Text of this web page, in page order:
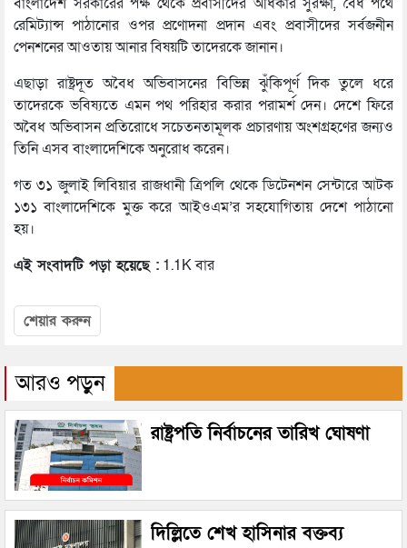
রেমিট্যান্স পাঠানোর ওপর প্রণোদনা প্রদান এবং প্রবাসীদের সর্বজনীন
পেনশনের আওতায় আনার বিষয়টি তাদেরকে জানান।
এছাড়া রাষ্ট্রদূত অবৈধ অভিবাসনের বিভিন্ন ঝুঁকিপূর্ণ দিক তুলে ধরে
তাদেরকে ভবিষ্যতে এমন পথ পরিহার করার পরামর্শ দেন। দেশে ফিরে
অবৈধ অভিবাসন প্রতিরোধে সচেতনতামূলক প্রচারণায় অংশগ্রহণের জন্যও
তিনি এসব বাংলাদেশিকে অনুরোধ করেন।
গত ৩১ জুলাই লিবিয়ার রাজধানী ত্রিপলি থেকে ডিটেনশন সেন্টারে আটক
১৩১ বাংলাদেশিকে মুক্ত করে আইওএম’র সহযোগিতায় দেশে পাঠানো
হয়।
এই সংবাদটি পড়া হয়েছে : 1.1K বার
শেয়ার করুন
আরও পড়ুন
রাষ্ট্রপতি নির্বাচনের তারিখ ঘোষণা
দিল্লিতে শেখ হাসিনার বক্তব্য